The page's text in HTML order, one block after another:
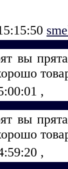
вы
,
вы
,